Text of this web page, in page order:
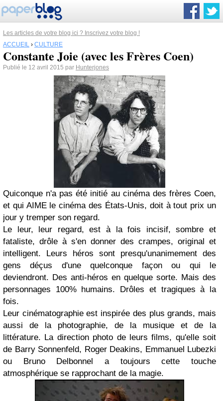
Les articles de votre blog ici ? Inscrivez votre blog !
ACCUEIL › CULTURE
Constante Joie (avec les Frères Coen)
Publié le 12 avril 2015 par Hunterjones
Quiconque n'a pas été initié au cinéma des frères Coen,
et qui AIME le cinéma des États-Unis, doit à tout prix un
jour y tremper son regard.
Le leur, leur regard, est à la fois incisif, sombre et
fataliste, drôle à s'en donner des crampes, original et
intelligent. Leurs héros sont presqu'unanimement des
gens déçus d'une quelconque façon ou qui le
deviendront. Des anti-héros en quelque sorte. Mais des
personnages 100% humains. Drôles et tragiques à la
fois.
Leur cinématographie est inspirée des plus grands, mais
aussi de la photographie, de la musique et de la
littérature. La direction photo de leurs films, qu'elle soit
de Barry Sonnenfeld, Roger Deakins, Emmanuel Lubezki
ou Bruno Delbonnel a toujours cette touche
atmosphérique se rapprochant de la magie.